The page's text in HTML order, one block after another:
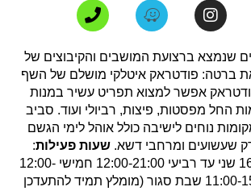
שנמצא ברצועת המושבים והקיבוצים של
ברטה: פודטראק איטלקי מושלם של השף
אפשר למצוא תפריט עשיר במנות
החל מפסטות, פיצות, רביולי ועוד. סביב
נוחים לישיבה כולל אוהל לימי הגשם
שעשועים ומרחבי דשא.שעות פעילות:
ראשון 16:00-21:00 שני עד רביעי 12:00-21:00 חמישי 12:00-
23:00 שישי 11:00-15:30 שבת סגור (מומלץ תמיד להתעדכן